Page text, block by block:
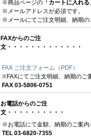
※商品ページの 「カートに入れる
※メールアドレスが必須です。
※メールにてご注文明細、納期
FAXからのご注
文・・・・・・・・・・・・・
FAX ご注文フォーム（PDF）
※FAXにてご注文明細、納期のご
FAX 03-5806-0751
お電話からのご注
文・・・・・・・・・・
※お電話にて金額、納期のご案内
TEL 03-6820-7355